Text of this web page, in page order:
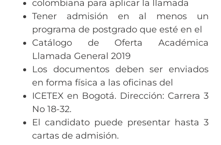
colombiana para aplicar la llamada
Tener admisión en al menos un
programa de postgrado que esté en el
Catálogo de Oferta Académica
Llamada General 2019
Los documentos deben ser enviados
en forma física a las oficinas del
ICETEX en Bogotá. Dirección: Carrera 3
No 18-32.
El candidato puede presentar hasta 3
cartas de admisión.